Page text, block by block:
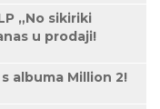
„No sikiriki
u prodaji!
albuma Million 2!